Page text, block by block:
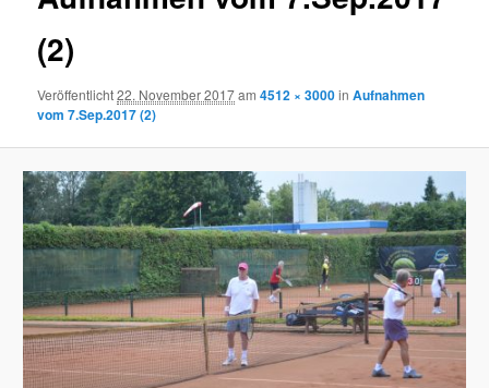
(2)
Veröffentlicht22. November 2017am4512 × 3000inAufnahmen
vom 7.Sep.2017 (2)